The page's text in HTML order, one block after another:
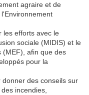
agraire et de
les efforts avec le
sociale (MIDIS) et le
(MEF), afin que des
pour la
des conseils sur
incendies,